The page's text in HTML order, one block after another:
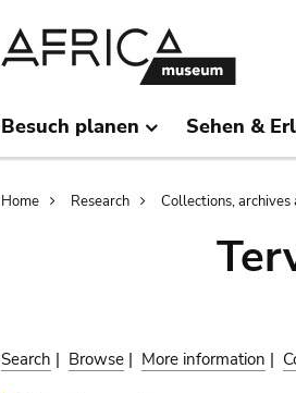
Besuch planen Sehen &
Breadcrumb
Home Research Collections,
Search | Browse | More information |